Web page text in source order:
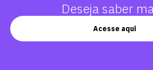
Deseja saber
Acesse aqui